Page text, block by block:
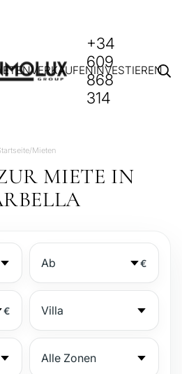
VERKAUFENINVESTIEREN
+34
609
868
314
/Mieten
MIETE IN
€
€